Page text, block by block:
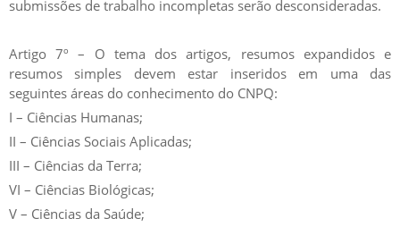
submissões de trabalho incompletas serão desconsideradas.
Artigo 7º – O tema dos artigos, resumos expandidos e
resumos simples devem estar inseridos em uma das
seguintes áreas do conhecimento do CNPQ:
I – Ciências Humanas;
II – Ciências Sociais Aplicadas;
III – Ciências da Terra;
VI – Ciências Biológicas;
V – Ciências da Saúde;